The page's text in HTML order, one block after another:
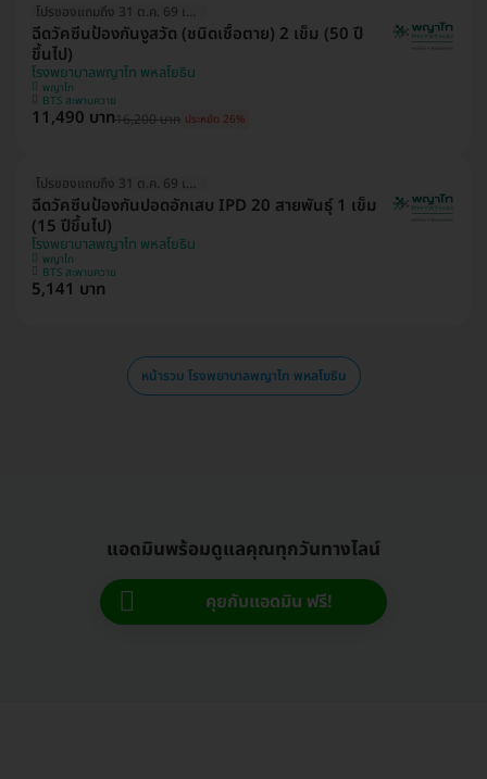
โปรของแถมถึง 31 ต.ค. 69 เท่านั้น!
ฉีดวัคซีนป้องกันงูสวัด (ชนิดเชื้อตาย) 2 เข็ม (50 ปี
ขึ้นไป)
โรงพยาบาลพญาไท พหลโยธิน
พญาไท
BTS สะพานควาย
11,490 บาท16,200 บาท ประหยัด 26%
โปรของแถมถึง 31 ต.ค. 69 เท่านั้น!
ฉีดวัคซีนป้องกันปอดอักเสบ IPD 20 สายพันธุ์ 1 เข็ม
(15 ปีขึ้นไป)
โรงพยาบาลพญาไท พหลโยธิน
พญาไท
BTS สะพานควาย
5,141 บาท
หน้ารวม โรงพยาบาลพญาไท พหลโยธิน
แอดมินพร้อมดูแลคุณทุกวันทางไลน์
คุยกับแอดมิน ฟรี!